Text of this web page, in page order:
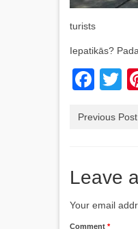
turists
Iepatikās?
Previous Post
Leave
Your email
Comment *